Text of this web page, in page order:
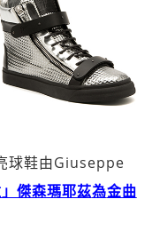
球鞋由Giuseppe
傑森瑪耶茲為金曲